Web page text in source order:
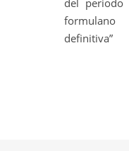
definitiva”